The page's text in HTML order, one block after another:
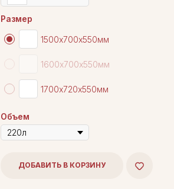
Размер
1500х700х550мм
1600х700х550мм
1700х720х550мм
Объем
ДОБАВИТЬ В КОРЗИНУ